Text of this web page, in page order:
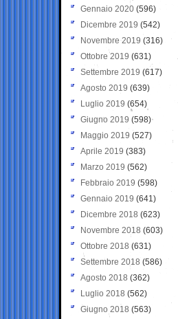
Gennaio 2020 (596)
Dicembre 2019 (542)
Novembre 2019 (316)
Ottobre 2019 (631)
Settembre 2019 (617)
Agosto 2019 (639)
Luglio 2019 (654)
Giugno 2019 (598)
Maggio 2019 (527)
Aprile 2019 (383)
Marzo 2019 (562)
Febbraio 2019 (598)
Gennaio 2019 (641)
Dicembre 2018 (623)
Novembre 2018 (603)
Ottobre 2018 (631)
Settembre 2018 (586)
Agosto 2018 (362)
Luglio 2018 (562)
Giugno 2018 (563)